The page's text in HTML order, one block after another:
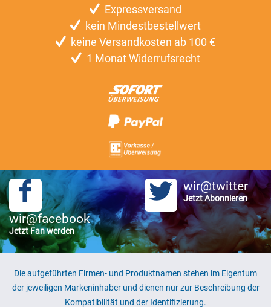
Expressversand
kein Mindestbestellwert
keine Versandkosten ab 100 €
1 Monat Widerrufsrecht
wir@facebook
Jetzt Fan werden
wir@twitter
Jetzt Abonnieren
Die aufgeführten Firmen- und Produktnamen stehen im Eigentum
der jeweiligen Markeninhaber und dienen nur zur Beschreibung der
Kompatibilität und der Identifizierung.